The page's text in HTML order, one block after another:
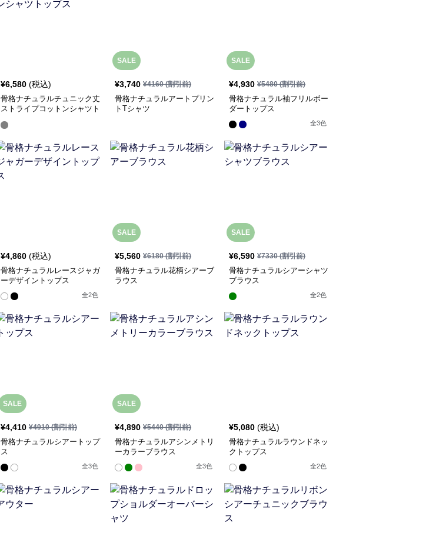
¥6,580 (税込)
骨格ナチュラルチュニック丈
ストライプコットンシャツト
SALE
¥3,740 ¥4160(割引前)
骨格ナチュラルアートプリン
トTシャツ
SALE
¥4,930 ¥5480(割引前)
骨格ナチュラル袖フリルボー
ダートップス
全3色
¥4,860 (税込)
骨格ナチュラルレースジャガ
ーデザイントップス
全2色
SALE
¥5,560 ¥6180(割引前)
骨格ナチュラル花柄シアーブ
ラウス
SALE
¥6,590 ¥7330(割引前)
骨格ナチュラルシアーシャツ
ブラウス
全2色
SALE
¥4,410 ¥4910(割引前)
骨格ナチュラルシアートップ
ス
全3色
SALE
¥4,890 ¥5440(割引前)
骨格ナチュラルアシンメトリ
ーカラーブラウス
全3色
¥5,080 (税込)
骨格ナチュラルラウンドネッ
クトップス
全2色